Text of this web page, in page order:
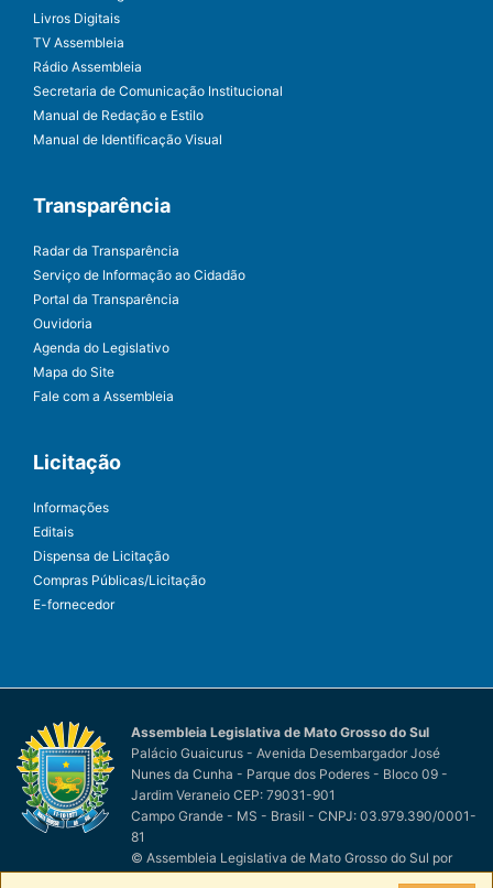
Livros Digitais
TV Assembleia
Rádio Assembleia
Secretaria de Comunicação Institucional
Manual de Redação e Estilo
Manual de Identificação Visual
Transparência
Radar da Transparência
Serviço de Informação ao Cidadão
Portal da Transparência
Ouvidoria
Agenda do Legislativo
Mapa do Site
Fale com a Assembleia
Licitação
Informações
Editais
Dispensa de Licitação
Compras Públicas/Licitação
E-fornecedor
Assembleia Legislativa de Mato Grosso do Sul
Palácio Guaicurus - Avenida Desembargador José
Nunes da Cunha - Parque dos Poderes - Bloco 09 -
Jardim Veraneio CEP: 79031-901
Campo Grande - MS - Brasil - CNPJ: 03.979.390/0001-
81
© Assembleia Legislativa de Mato Grosso do Sul por